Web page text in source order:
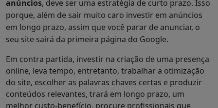
anúncios, deve ser uma estratégia de curto prazo. Isso
porque, além de sair muito caro investir em anúncios
em longo prazo, assim que você parar de anunciar, o
seu site sairá da primeira página do Google.
Em contra partida, investir na criação de uma presença
online, leva tempo, entretanto, trabalhar a otimização
do site, escolher as palavras chaves certas e produzir
conteúdos relevantes, trará em longo prazo, um
melhor custo-benefício, procure profissionais que